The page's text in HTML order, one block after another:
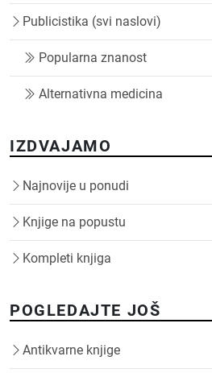
Publicistika (svi naslovi)
Popularna znanost
Alternativna medicina
IZDVAJAMO
Najnovije u ponudi
Knjige na popustu
Kompleti knjiga
POGLEDAJTE JOŠ
Antikvarne knjige